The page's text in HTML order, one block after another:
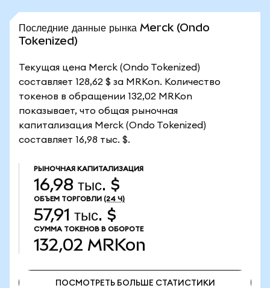
Последние данные рынка Merck (Ondo
Tokenized)
Текущая цена Merck (Ondo Tokenized)
составляет 128,62 $ за MRKon. Количество
токенов в обращении 132,02 MRKon
показывает, что общая рыночная
капитализация Merck (Ondo Tokenized)
составляет 16,98 тыс. $.
РЫНОЧНАЯ КАПИТАЛИЗАЦИЯ
16,98 тыс. $
ОБЪЕМ ТОРГОВЛИ (24 Ч)
57,91 тыс. $
СУММА ТОКЕНОВ В ОБОРОТЕ
132,02 MRKon
ПОСМОТРЕТЬ БОЛЬШЕ СТАТИСТИКИ